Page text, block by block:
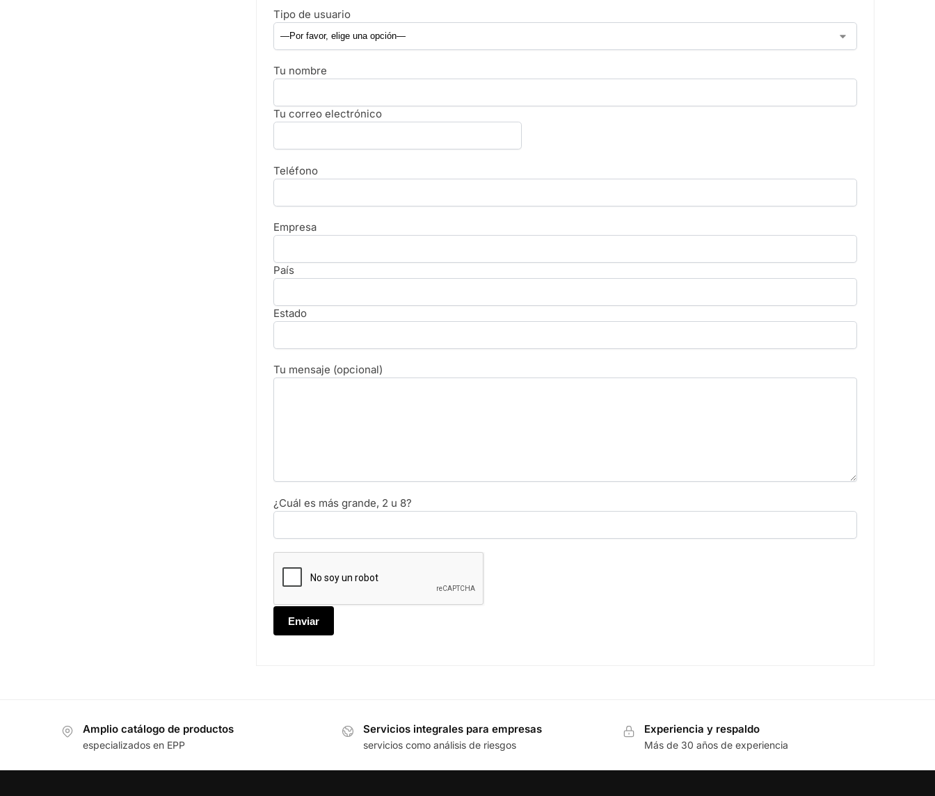
Tipo de usuario
Tu nombre
Tu correo electrónico
Teléfono
Empresa
País
Estado
Tu mensaje (opcional)
¿Cuál es más grande, 2 u 8?
Amplio catálogo de productos
especializados en EPP
Servicios integrales para empresas
servicios como análisis de riesgos
Experiencia y respaldo
Más de 30 años de experiencia